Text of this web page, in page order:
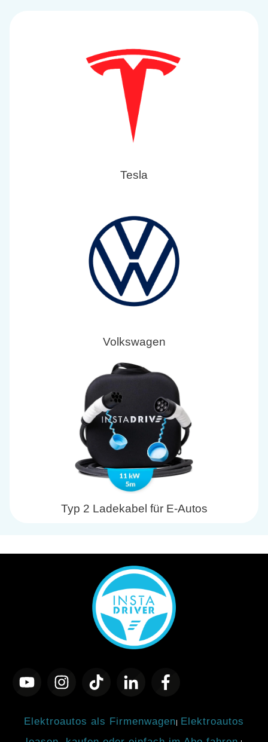
Tesla
Volkswagen
Typ 2 Ladekabel für E-Autos
Elektroautos als Firmenwagen| Elektroautos